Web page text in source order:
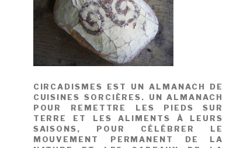
CIRCADISMES EST UN ALMANACH DE
CUISINES SORCIÈRES. UN ALMANACH
POUR REMETTRE LES PIEDS SUR
TERRE ET LES ALIMENTS À LEURS
SAISONS, POUR CÉLÉBRER LE
MOUVEMENT PERMANENT DE LA